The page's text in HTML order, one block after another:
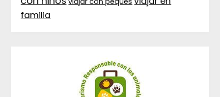
familia